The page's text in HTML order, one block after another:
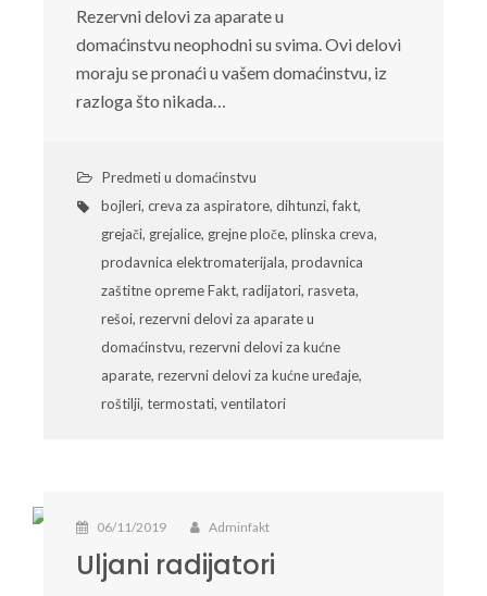
Rezervni delovi za aparate u
domaćinstvu neophodni su svima. Ovi delovi
moraju se pronaći u vašem domaćinstvu, iz
razloga što nikada…
Predmeti u domaćinstvu
bojleri, creva za aspiratore, dihtunzi,fakt,
grejači, grejalice, grejne ploče, plinska creva,
prodavnica elektromaterijala, prodavnica
zaštitne opreme Fakt, radijatori, rasveta,
rešoi, rezervni delovi za aparate u
domaćinstvu, rezervni delovi za kućne
aparate, rezervni delovi za kućne uređaje,
roštilji, termostati, ventilatori
06/11/2019 Adminfakt
Uljani radijatori